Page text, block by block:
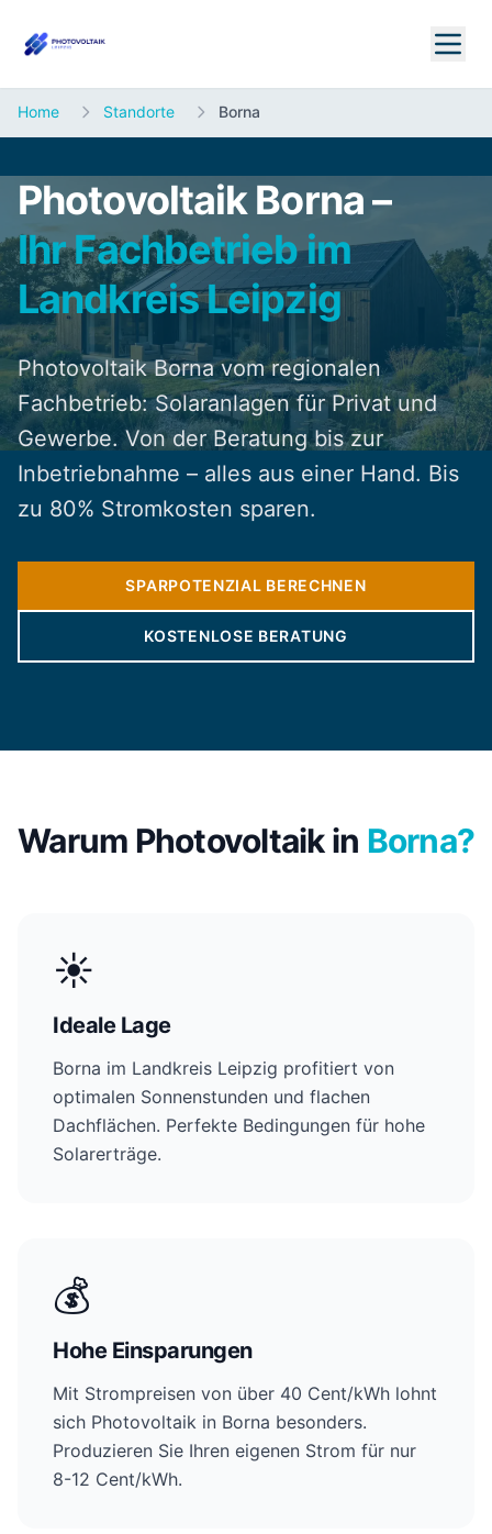
Home Standorte Borna
Photovoltaik Borna –
Ihr Fachbetrieb im
Landkreis Leipzig
Photovoltaik Borna vom regionalen
Fachbetrieb: Solaranlagen für Privat und
Gewerbe. Von der Beratung bis zur
Inbetriebnahme – alles aus einer Hand. Bis
zu 80% Stromkosten sparen.
SPARPOTENZIAL BERECHNEN
KOSTENLOSE BERATUNG
Warum Photovoltaik in Borna?
☀️
Ideale Lage
Borna im Landkreis Leipzig profitiert von
optimalen Sonnenstunden und flachen
Dachflächen. Perfekte Bedingungen für hohe
Solarerträge.
💰
Hohe Einsparungen
Mit Strompreisen von über 40 Cent/kWh lohnt
sich Photovoltaik in Borna besonders.
Produzieren Sie Ihren eigenen Strom für nur
8-12 Cent/kWh.